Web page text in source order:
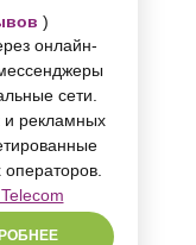
)
онлайн-
сети.
и рекламных